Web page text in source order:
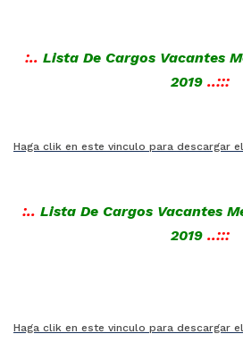
:.. Lista De Cargos Vacantes
2019 ..:::
Haga clik en este vinculo para descargar
:.. Lista De Cargos Vacantes
2019 ..:::
Haga clik en este vinculo para descargar